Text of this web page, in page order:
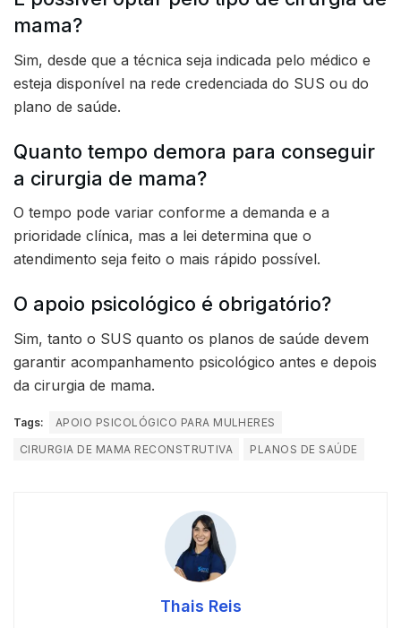
mama?
Sim, desde que a técnica seja indicada pelo médico e
esteja disponível na rede credenciada do SUS ou do
plano de saúde.
Quanto tempo demora para conseguir
a cirurgia de mama?
O tempo pode variar conforme a demanda e a
prioridade clínica, mas a lei determina que o
atendimento seja feito o mais rápido possível.
O apoio psicológico é obrigatório?
Sim, tanto o SUS quanto os planos de saúde devem
garantir acompanhamento psicológico antes e depois
da cirurgia de mama.
Tags:
APOIO PSICOLÓGICO PARA MULHERES
CIRURGIA DE MAMA RECONSTRUTIVA
PLANOS DE SAÚDE
Thais Reis